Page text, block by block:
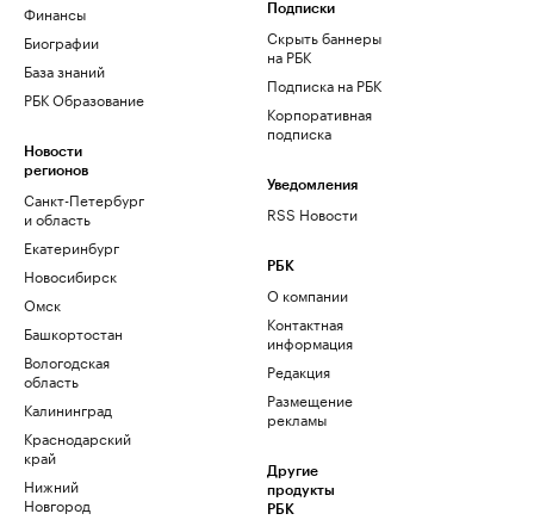
Финансы
Биографии
База знаний
РБК Образование
Новости
регионов
Санкт-Петербург
и область
Екатеринбург
Новосибирск
Омск
Башкортостан
Вологодская
область
Калининград
Краснодарский
край
Нижний
Новгород
Подписки
Скрыть баннеры
на РБК
Подписка на РБК
Корпоративная
подписка
Уведомления
RSS Новости
РБК
О компании
Контактная
информация
Редакция
Размещение
рекламы
Другие
продукты
РБК